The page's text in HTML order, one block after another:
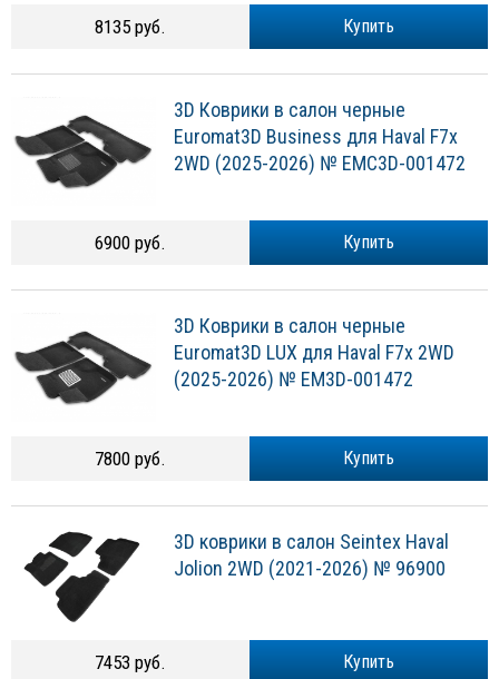
Купить
8135 руб.
3D Коврики в салон черные
Euromat3D Business для Haval F7x
2WD (2025-2026) № EMC3D-001472
Купить
6900 руб.
3D Коврики в салон черные
Euromat3D LUX для Haval F7x 2WD
(2025-2026) № EM3D-001472
Купить
7800 руб.
3D коврики в салон Seintex Haval
Jolion 2WD (2021-2026) № 96900
Купить
7453 руб.